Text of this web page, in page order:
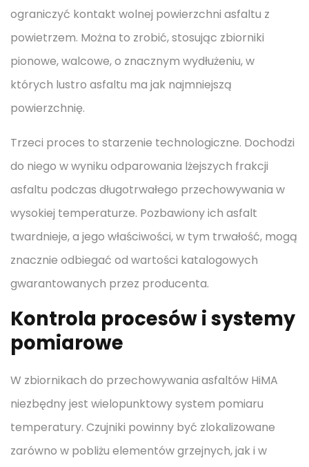
ograniczyć kontakt wolnej powierzchni asfaltu z
powietrzem. Można to zrobić, stosując zbiorniki
pionowe, walcowe, o znacznym wydłużeniu, w
których lustro asfaltu ma jak najmniejszą
powierzchnię.
Trzeci proces to starzenie technologiczne. Dochodzi
do niego w wyniku odparowania lżejszych frakcji
asfaltu podczas długotrwałego przechowywania w
wysokiej temperaturze. Pozbawiony ich asfalt
twardnieje, a jego właściwości, w tym trwałość, mogą
znacznie odbiegać od wartości katalogowych
gwarantowanych przez producenta.
Kontrola procesów i systemy
pomiarowe
W zbiornikach do przechowywania asfaltów HiMA
niezbędny jest wielopunktowy system pomiaru
temperatury. Czujniki powinny być zlokalizowane
zarówno w pobliżu elementów grzejnych, jak i w